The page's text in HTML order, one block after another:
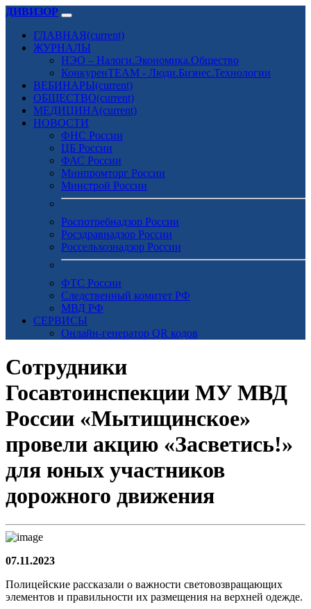
ДИВИЗОР
ГЛАВНАЯ(current)
ЖУРНАЛЫ
НЭО – Налоги.Экономика.Общество
КонкуренTEAM - Люди.Бизнес.Технологии
ВЕБИНАРЫ(current)
ОБЩЕСТВО(current)
МЕДИЦИНА(current)
НОВОСТИ
ФНС России
ЦБ России
ФАС России
Минпромторг России
Минстрой России
Роспотребнадзор России
Росздравнадзор России
Россельхознадзор России
ФТС России
Следственный комитет РФ
МВД РФ
СЕРВИСЫ
Онлайн-генератор QR кодов
Сотрудники
Госавтоинспекции МУ МВД
России «Мытищинское»
провели акцию «Засветись!»
для юных участников
дорожного движения
07.11.2023
Полицейские рассказали о важности световозвращающих
элементов и правильности их размещения на верхней одежде.